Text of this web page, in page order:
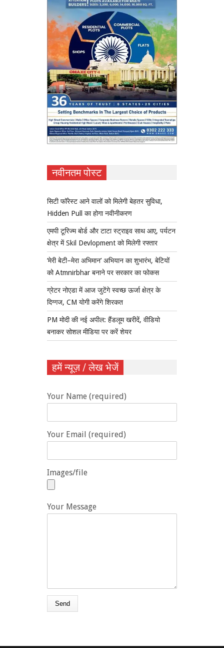
नवीनतम पोस्ट
सिटी फॉरेस्ट आने वालों को मिलेगी बेहतर सुविधा,
Hidden Pull का होगा नवीनीकरण
एमपी टूरिज्म बोर्ड और टाटा स्ट्राइव साथ आए, पर्यटन
क्षेत्र में Skil Devlopment को मिलेगी रफ्तार
‘मेरी बेटी–मेरा अभिमान’ अभियान का शुभारंभ, बेटियों
को Atmnirbhar बनाने पर सरकार का फोकस
ग्रेटर नोएडा में आज जुटेंगे स्वच्छ ऊर्जा क्षेत्र के
दिग्गज, CM योगी करेंगे शिरकत
PM मोदी की नई अपील: हैंडलूम खरीदें, वीडियो
बनाकर सोशल मीडिया पर करें शेयर
हमें न्यूज़ / लेख भेजें
Your Name (required)
Your Email (required)
Images/file
Your Message